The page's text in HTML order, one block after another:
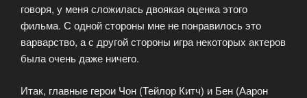
говоря, у меня сложилась двоякая оценка этого
фильма. С одной стороны мне не понравилось это
варварство, а с другой стороны игра некоторых актеров
была очень даже ничего.
Итак, главные герои Чон (Тейлор Китч) и Бен (Аарон